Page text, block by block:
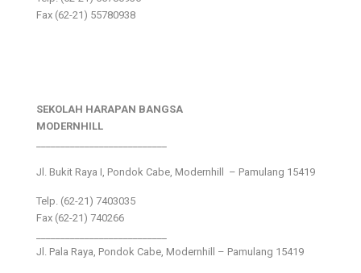
Fax (62-21) 55780938
SEKOLAH HARAPAN BANGSA
MODERNHILL
Jl. Bukit Raya I, Pondok Cabe, Modernhill – Pamulang 15419
Telp. (62-21) 7403035
Fax (62-21) 740266
Jl. Pala Raya, Pondok Cabe, Modernhill – Pamulang 15419